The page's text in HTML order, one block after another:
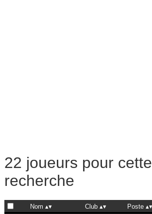
22 joueurs pour cette
recherche
Nom Club Poste